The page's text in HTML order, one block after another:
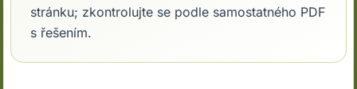
stránku; zkontrolujte se podle samostatného PDF
s řešením.